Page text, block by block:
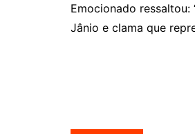
Emocionado ressaltou:
Jânio e clama que